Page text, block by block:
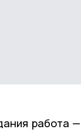
работа